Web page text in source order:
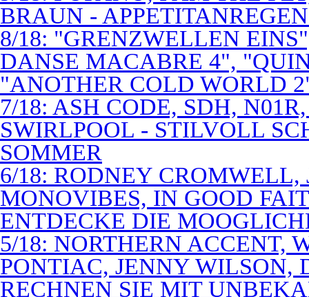
BRAUN -
8/18: "GRENZWELLEN
DANSE MACABRE 4",
"ANOTHER COLD WORLD
7/18: ASH CODE, SDH,
SWIRLPOOL - STILVOLL
SOMMER
6/18: RODNEY
MONOVIBES, IN GOOD
ENTDECKE DIE
5/18: NORTHERN ACCENT,
PONTIAC, JENNY WILSON,
RECHNEN SIE MIT